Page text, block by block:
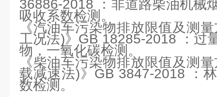
36886-2018 ：非道路柴油机械
吸收系数检测。
《汽油车污染物排放限值及测
工况法)》GB 18285-2018 ：过
物，一氧化碳检测。
《柴油车污染物排放限值及测
载减速法)》GB 3847-2018 ：
数检测。